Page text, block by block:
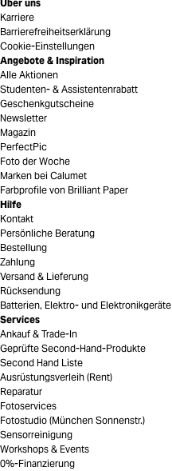
Über uns
Karriere
Barrierefreiheitserklärung
Cookie-Einstellungen
Angebote & Inspiration
Alle Aktionen
Studenten- & Assistentenrabatt
Geschenkgutscheine
Newsletter
Magazin
PerfectPic
Foto der Woche
Marken bei Calumet
Farbprofile von Brilliant Paper
Hilfe
Kontakt
Persönliche Beratung
Bestellung
Zahlung
Versand & Lieferung
Rücksendung
Batterien, Elektro- und Elektronikgeräte
Services
Ankauf & Trade-In
Geprüfte Second-Hand-Produkte
Second Hand Liste
Ausrüstungsverleih (Rent)
Reparatur
Fotoservices
Fotostudio (München Sonnenstr.)
Sensorreinigung
Workshops & Events
0%-Finanzierung